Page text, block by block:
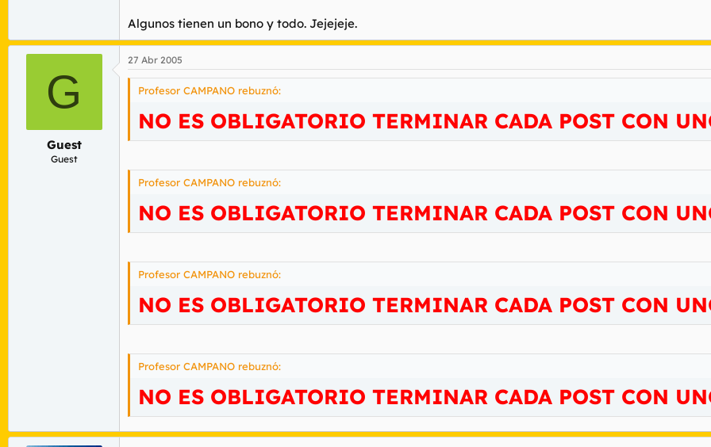
Algunos tienen un bono y todo. Jejejeje.
G
Guest
Guest
27 Abr 2005
Profesor CAMPANO rebuznó:
NO ES OBLIGATORIO TERMINAR CADA POST CON
Profesor CAMPANO rebuznó:
NO ES OBLIGATORIO TERMINAR CADA POST CON
Profesor CAMPANO rebuznó:
NO ES OBLIGATORIO TERMINAR CADA POST CON
Profesor CAMPANO rebuznó:
NO ES OBLIGATORIO TERMINAR CADA POST CON